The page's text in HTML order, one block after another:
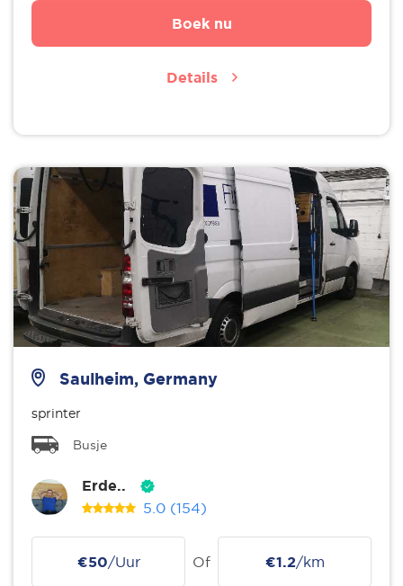
Boek nu
Details
Saulheim, Germany
sprinter
Busje
Erde..
5.0 (154)
€50/Uur Of €1.2/km